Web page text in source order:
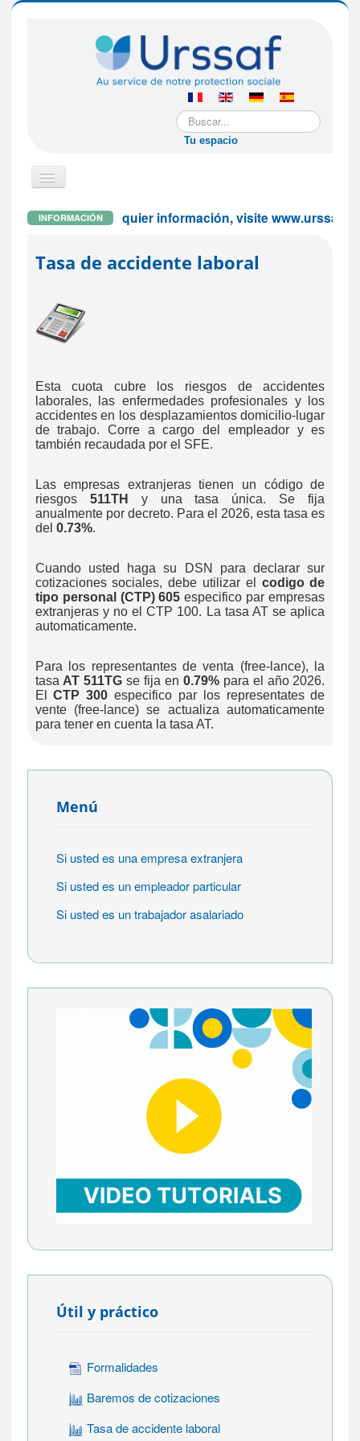
Buscar...
Tu espacio
Cambiar
INFORMACIÓN
Para cualquier información, visite www.urssaf.fr o
Tasa de accidente laboral
Esta cuota cubre los riesgos de accidentes
laborales, las enfermedades profesionales y los
accidentes en los desplazamientos domicilio-lugar
de trabajo. Corre a cargo del empleador y es
también recaudada por el SFE.
Las empresas extranjeras tienen un código de
riesgos 511TH
y una tasa única. Se fija
anualmente por decreto. Para el 2026, esta tasa es
del 0.73%.
Cuando usted haga su DSN para declarar sur
cotizaciones sociales, debe utilizar el codigo de
tipo personal (CTP) 605 especifico par empresas
extranjeras y no el CTP 100. La tasa AT se aplica
automaticamente.
Para los representantes de venta (free-lance), la
tasaAT 511TG se fija en 0.79%para el año 2026.
ElCTP 300 especifico par los representates de
vente (free-lance) se actualiza automaticamente
para tener en cuenta la tasa AT.
Menú
Si usted es una empresa extranjera
Si usted es un empleador particular
Si usted es un trabajador asalariado
Útil y práctico
Formalidades
Baremos de cotizaciones
Tasa de accidente laboral